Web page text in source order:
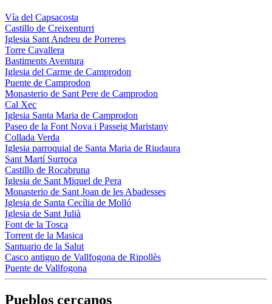
Vía del Capsacosta
Castillo de Creixenturri
Iglesia Sant Andreu de Porreres
Torre Cavallera
Bastiments Aventura
Iglesia del Carme de Camprodon
Puente de Camprodon
Monasterio de Sant Pere de Camprodon
Cal Xec
Iglesia Santa Maria de Camprodon
Paseo de la Font Nova i Passeig Maristany
Collada Verda
Iglesia parroquial de Santa Maria de Riudaura
Sant Martí Surroca
Castillo de Rocabruna
Iglesia de Sant Miquel de Pera
Monasterio de Sant Joan de les Abadesses
Iglesia de Santa Cecília de Molló
Iglesia de Sant Julià
Font de la Tosca
Torrent de la Masica
Santuario de la Salut
Casco antiguo de Vallfogona de Ripollès
Puente de Vallfogona
Pueblos cercanos